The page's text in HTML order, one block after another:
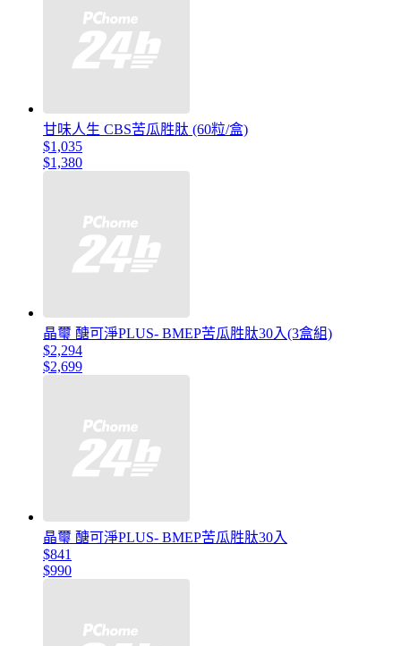
甘味人生 CBS苦瓜胜肽 (60粒/盒)
$1,035
$1,380
晶璽 醣可淨PLUS- BMEP苦瓜胜肽30入(3盒組)
$2,294
$2,699
晶璽 醣可淨PLUS- BMEP苦瓜胜肽30入
$841
$990